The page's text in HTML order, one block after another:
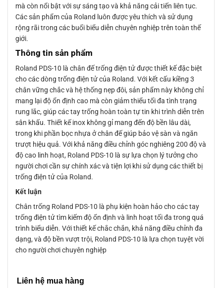
mà còn nổi bật với sự sáng tạo và khả năng cải tiến liên tục.
Các sản phẩm của Roland luôn được yêu thích và sử dụng
rộng rãi trong các buổi biểu diễn chuyên nghiệp trên toàn thế
giới.
Thông tin sản phẩm
Roland PDS-10 là chân đế trống điện tử được thiết kế đặc biệt
cho các dòng trống điện tử của Roland. Với kết cấu kiềng 3
chân vững chắc và hệ thống nẹp đôi, sản phẩm này không chỉ
mang lại độ ổn định cao mà còn giảm thiểu tối đa tình trạng
rung lắc, giúp các tay trống hoàn toàn tự tin khi trình diễn trên
sân khấu. Thiết kế inox không gỉ mang đến độ bền lâu dài,
trong khi phần bọc nhựa ở chân đế giúp bảo vệ sàn và ngăn
trượt hiệu quả. Với khả năng điều chỉnh góc nghiêng 200 độ và
độ cao linh hoạt, Roland PDS-10 là sự lựa chọn lý tưởng cho
người chơi cần sự chính xác và tiện lợi khi sử dụng các thiết bị
trống điện tử của Roland.
Kết luận
Chân trống Roland PDS-10 là phụ kiện hoàn hảo cho các tay
trống điện tử tìm kiếm độ ổn định và linh hoạt tối đa trong quá
trình biểu diễn. Với thiết kế chắc chắn, khả năng điều chỉnh đa
dạng, và độ bền vượt trội, Roland PDS-10 là lựa chọn tuyệt vời
cho người chơi chuyên nghiệp
Liên hệ mua hàng